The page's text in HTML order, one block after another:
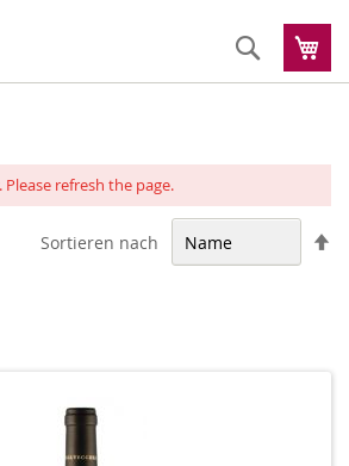
Suche
refresh the page.
Sortieren nach